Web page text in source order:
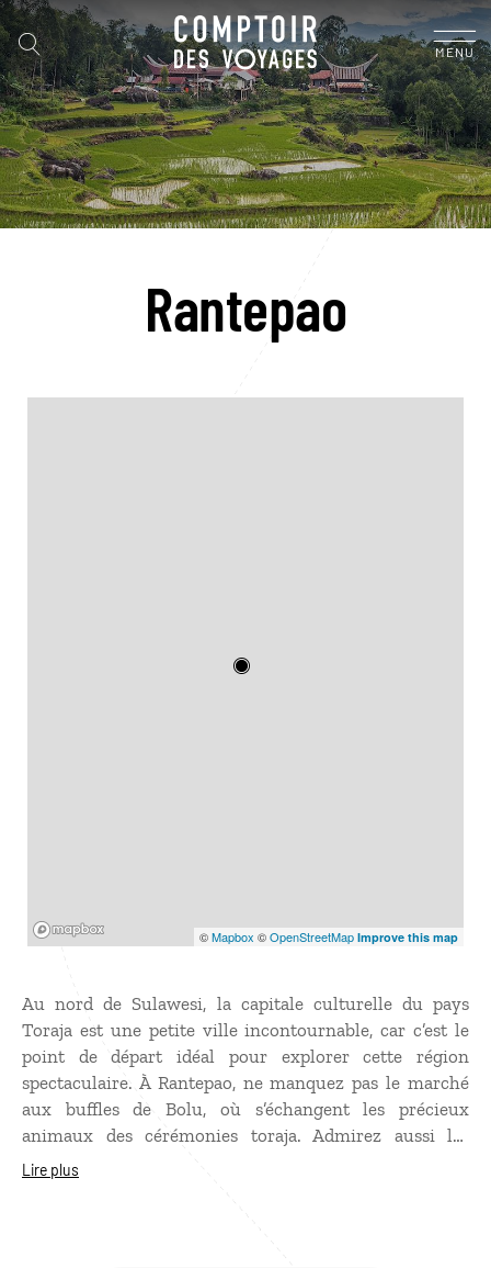
MENU
Rantepao
©Mapbox ©OpenStreetMap Improve this map
Au nord de Sulawesi, la capitale culturelle du pays
Toraja est une petite ville incontournable, car c’est le
point de départ idéal pour explorer cette région
spectaculaire. À Rantepao, ne manquez pas le marché
aux buffles de Bolu, où s’échangent les précieux
animaux des cérémonies toraja. Admirez aussi les
maisons traditionnelles tongkonan, reconnaissables à
Lire plus